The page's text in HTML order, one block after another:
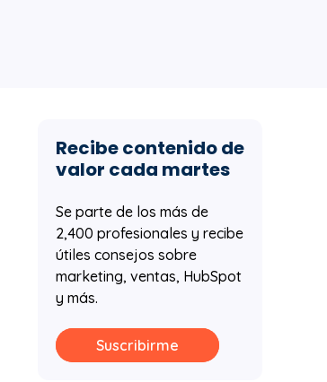
Recibe contenido de
valor cada martes
Se parte de los más de
2,400 profesionales y recibe
útiles consejos sobre
marketing, ventas, HubSpot
y más.
Suscribirme